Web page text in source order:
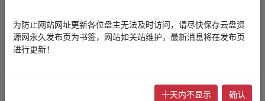
本帖含有隐藏内容，请您 回复 后查看
后查看
为防止网站网址更新各位盘主无法及时访问，请尽快保存云盘资
源网永久发布页为书签，网站如关站维护，最新消息将在发布页
进行更新！
十天内不显示 确认